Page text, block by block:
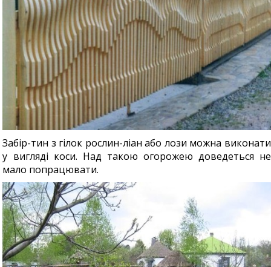
Забір-тин з гілок рослин-ліан або лози можна виконати
у вигляді коси. Над такою огорожею доведеться не
мало попрацювати.